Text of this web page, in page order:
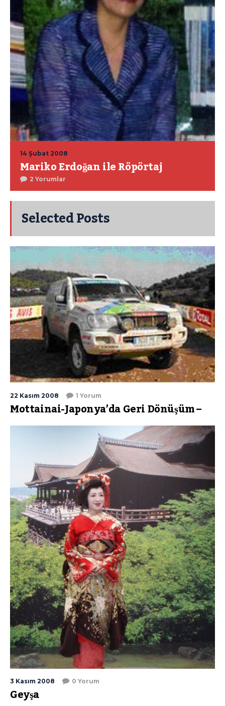
14 Şubat 2008
Mariko Erdoğan ile Röpörtaj
2 Yorumlar
Selected Posts
22 Kasım 2008 1 Yorum
Mottainai-Japonya’da Geri Dönüşüm –
3 Kasım 2008 0 Yorum
Geyşa